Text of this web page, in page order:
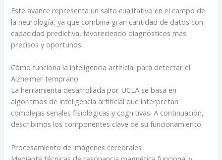
Este avance representa un salto cualitativo en el campo de
la neurología, ya que combina gran cantidad de datos con
capacidad predictiva, favoreciendo diagnósticos más
precisos y oportunos.
Cómo funciona la inteligencia artificial para detectar el
Alzheimer temprano
La herramienta desarrollada por UCLA se basa en
algoritmos de inteligencia artificial que interpretan
complejas señales fisiológicas y cognitivas. A continuación,
describimos los componentes clave de su funcionamiento.
Procesamiento de imágenes cerebrales